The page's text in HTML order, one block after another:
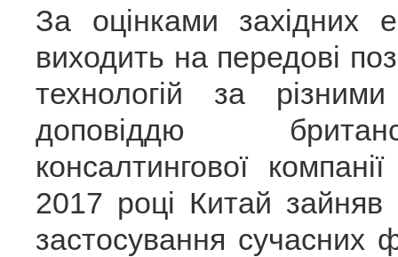
За оцінками західних
виходить на передові
технологій за
доповіддю
консалтингової
2017 році Китай
застосування сучасних